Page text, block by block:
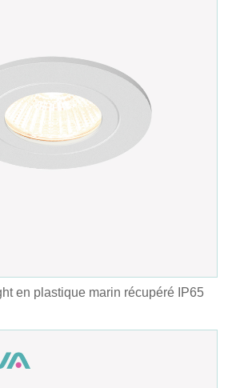
en plastique marin récupéré IP65